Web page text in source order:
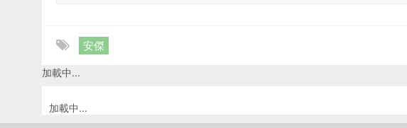
安傑
加載中...
加載中...